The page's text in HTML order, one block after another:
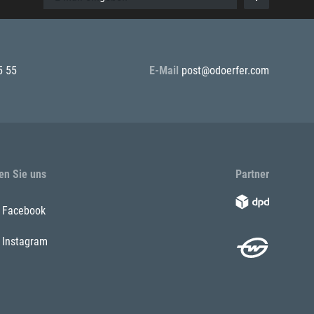
55 E-Mail post@odoerfer.com
Sie uns
Facebook
Instagram
Partner